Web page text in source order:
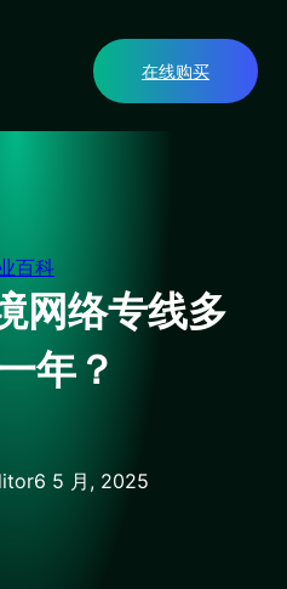
在线购买
百科
网络专线多
年？
6 5 月, 2025